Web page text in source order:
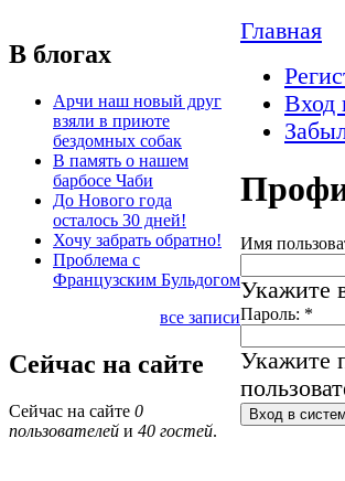
В блогах
Арчи наш новый друг
взяли в приюте
бездомных собак
В память о нашем
барбосе Чаби
До Нового года
осталось 30 дней!
Хочу забрать обратно!
Проблема с
Французским Бульдогом
все записи
Сейчас на сайте
Сейчас на сайте 0
пользователей и 40 гостей.
Главная
Вход
Имя
Укажите
Пароль: *
Укажите